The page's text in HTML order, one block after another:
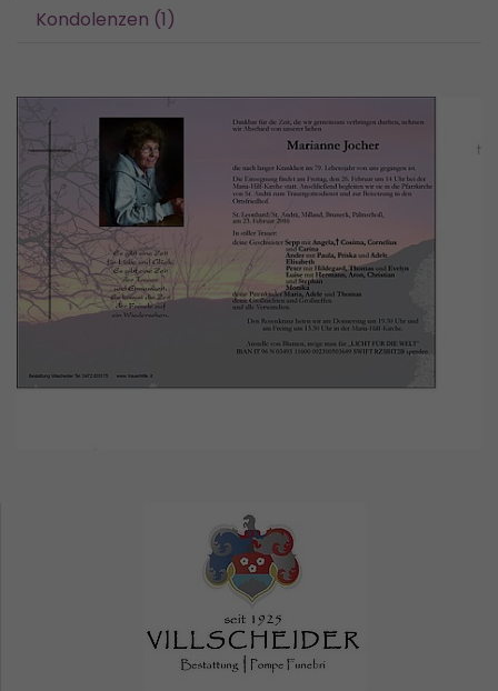
Kondolenzen (1)